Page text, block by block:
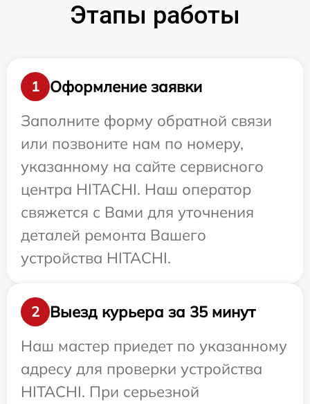
Этапы работы
1
Оформление заявки
Заполните форму обратной связи
или позвоните нам по номеру,
указанному на сайте сервисного
центра HITACHI. Наш оператор
свяжется с Вами для уточнения
деталей ремонта Вашего
устройства HITACHI.
2
Выезд курьера за 35 минут
Наш мастер приедет по указанному
адресу для проверки устройства
HITACHI. При серьезной